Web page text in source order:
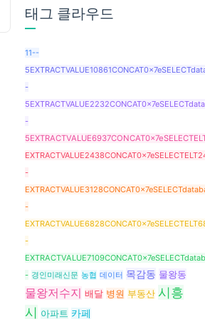
태그 클라우드
11--
-
-
-
-
-
- 경인미래신문 농협 데이터 목감동 물왕동
물왕저수지 배달 병원 부동산 시흥
시 아파트 카페